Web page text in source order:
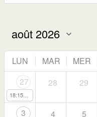
LUN MAR MER
27
18:15Stage d'été de danse classique
28 29
3 4 5